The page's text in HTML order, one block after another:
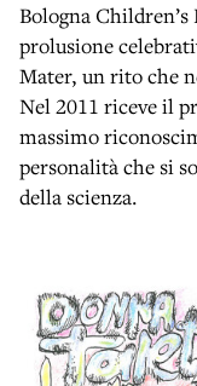
Bologna
prolusione
Mater, un rito che
Nel 2011 riceve il
massimo
personalità che si
della scienza.